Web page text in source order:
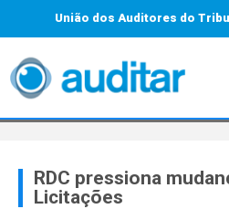
União dos Auditores do
RDC pressiona
Licitações